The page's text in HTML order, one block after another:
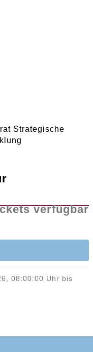
Strategische
verfügbar
08:00:00 Uhr bis